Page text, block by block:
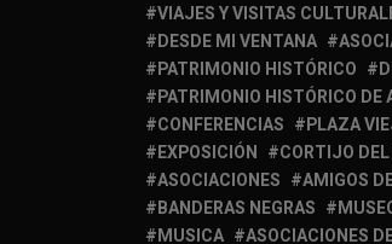
VIAJES Y VISITAS
DESDE MI VENTANA
PATRIMONIO HISTÓRICO
PATRIMONIO HISTÓRICO DE
CONFERENCIAS
PLAZA
EXPOSICIÓN
CORTIJO
ASOCIACIONES
AMIGOS
BANDERAS NEGRAS
MUSICA
ASOCIACIONES